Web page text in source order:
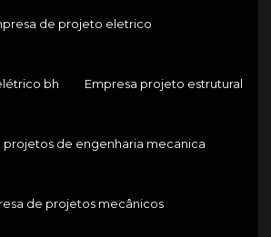
de projeto eletrico
bh Empresa projeto estrutural
projetos de engenharia mecanica
de projetos mecânicos